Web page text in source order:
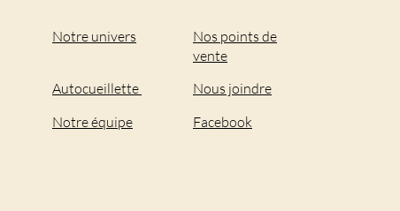
Notre univers
Autocueillette
Notre équipe
Nos points de
vente
Nous joindre
Facebook